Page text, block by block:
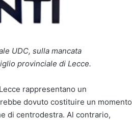
UDC, sulla mancata
provinciale di Lecce.
rappresentano un
dovuto costituire un momento
di centrodestra. Al contrario,